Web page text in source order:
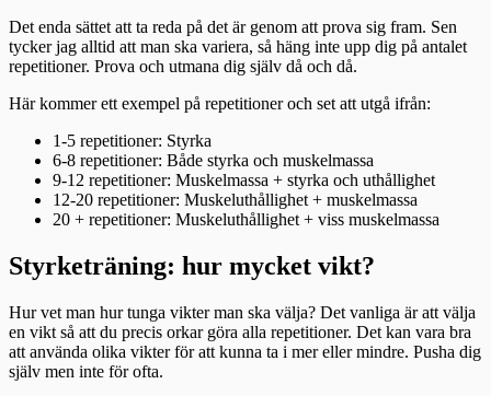
Det enda sättet att ta reda på det är genom att prova sig fram. Sen
tycker jag alltid att man ska variera, så häng inte upp dig på antalet
repetitioner. Prova och utmana dig själv då och då.
Här kommer ett exempel på repetitioner och set att utgå ifrån:
1-5 repetitioner: Styrka
6-8 repetitioner: Både styrka och muskelmassa
9-12 repetitioner: Muskelmassa + styrka och uthållighet
12-20 repetitioner: Muskeluthållighet + muskelmassa
20 + repetitioner: Muskeluthållighet + viss muskelmassa
Styrketräning: hur mycket vikt?
Hur vet man hur tunga vikter man ska välja? Det vanliga är att välja
en vikt så att du precis orkar göra alla repetitioner. Det kan vara bra
att använda olika vikter för att kunna ta i mer eller mindre. Pusha dig
själv men inte för ofta.